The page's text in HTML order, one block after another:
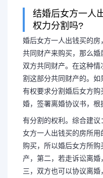
结婚后女方一人
权力分割吗?
婚后女方一人出钱买的
共同财产来购买，那么
双方共同财产。在这种
割这部分共同财产的。
有权要求分割婚后女方
婚，签署离婚协议书，根
有分割的权利。综合建
女方一人出钱买的房所
购买，所以婚后女方所
产，第二，若走诉讼离
三，双方也可以协议离